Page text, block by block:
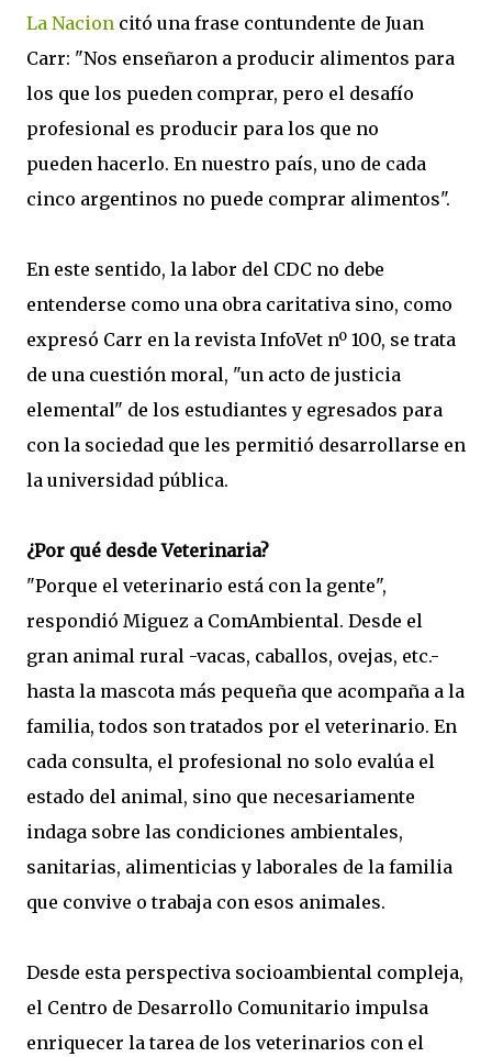
La Nacion citó una frase contundente de Juan
Carr: "Nos enseñaron a producir alimentos para
los que los pueden comprar, pero el desafío
profesional es producir para los que no
pueden hacerlo. En nuestro país, uno de cada
cinco argentinos no puede comprar alimentos".
En este sentido, la labor del CDC no debe
entenderse como una obra caritativa sino, como
expresó Carr en la revista InfoVet nº 100, se trata
de una cuestión moral, "un acto de justicia
elemental" de los estudiantes y egresados para
con la sociedad que les permitió desarrollarse en
la universidad pública.
¿Por qué desde Veterinaria?
"Porque el veterinario está con la gente",
respondió Miguez a ComAmbiental. Desde el
gran animal rural -vacas, caballos, ovejas, etc.-
hasta la mascota más pequeña que acompaña a la
familia, todos son tratados por el veterinario. En
cada consulta, el profesional no solo evalúa el
estado del animal, sino que necesariamente
indaga sobre las condiciones ambientales,
sanitarias, alimenticias y laborales de la familia
que convive o trabaja con esos animales.
Desde esta perspectiva socioambiental compleja,
el Centro de Desarrollo Comunitario impulsa
enriquecer la tarea de los veterinarios con el